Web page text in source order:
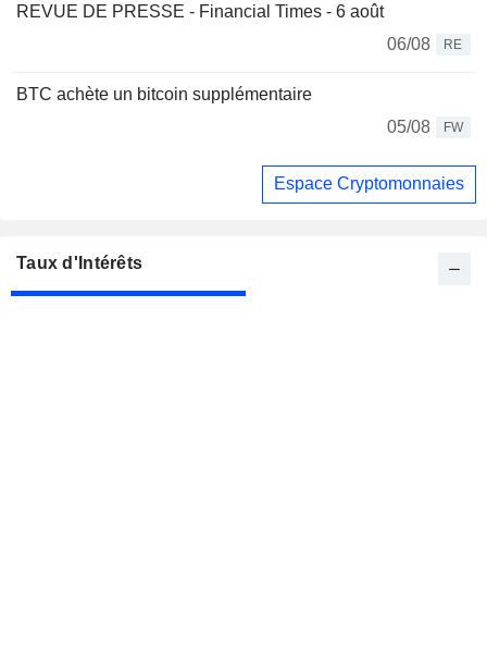
REVUE DE PRESSE - Financial Times - 6 août
06/08
RE
BTC achète un bitcoin supplémentaire
05/08
FW
Espace Cryptomonnaies
Taux d'Intérêts